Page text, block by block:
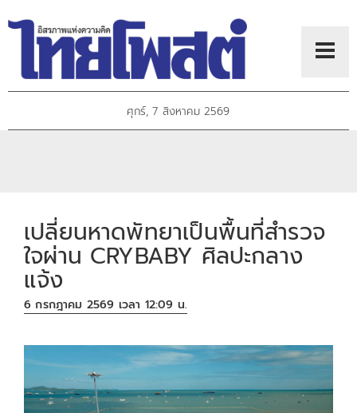
ศุกร์, 7 สิงหาคม 2569
เปลี่ยนหาดพัทยาเป็นพื้นที่สำรวจ
ใจผ่าน CRYBABY ศิลปะกลาง
แจ้ง
6 กรกฎาคม 2569 เวลา 12:09 น.